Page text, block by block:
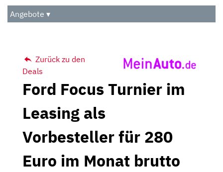
Audio
Das Beste
Angebote ▾
Zurück zu den
Deals
Ford Focus Turnier im
Leasing als
Vorbesteller für 280
Euro im Monat brutto